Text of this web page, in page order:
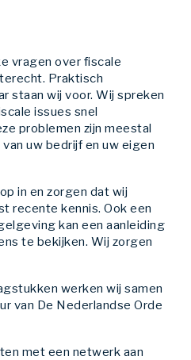
vragen over fiscale
Praktisch
staan wij voor. Wij spreken
issues snel
problemen zijn meestal
uw bedrijf en uw eigen
in en zorgen dat wij
recente kennis. Ook een
kan een aanleiding
te bekijken. Wij zorgen
werken wij samen
van De Nederlandse Orde
met een netwerk aan